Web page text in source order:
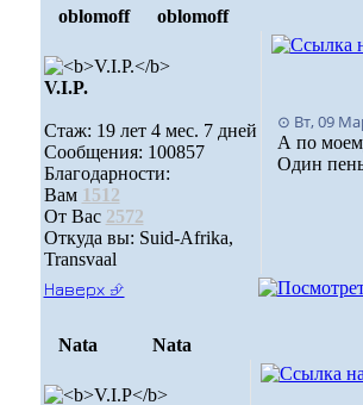
oblomoff oblomoff
V.I.P.
Стаж: 19 лет 4 мес. 7 дней
Сообщения: 100857
Благодарности:
Вам 1512
От Вас 2572
Откуда вы: Suid-Afrika,
Transvaal
⊙ Вт, 09
А по
Один
Наверх ⮵
Nata Nata